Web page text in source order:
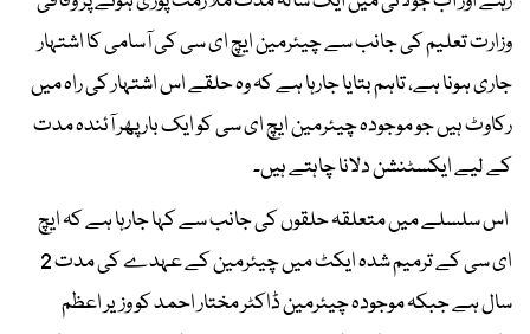
وزارت تعلیم کی جانب سے چیئرمین ایچ ای سی کی آسامی کا اشتہار
جاری ہونا ہے، تاہم بتایا جارہا ہے کہ وہ حلقے اس اشتہار کی راہ میں
رکاوٹ ہیں جو موجودہ چیئرمین ایچ ای سی کو ایک بار پھر آئندہ مدت
کے لیے ایکسٹنشن دلانا چاہتے ہیں۔
اس سلسلے میں متعلقہ حلقوں کی جانب سے کہا جارہا ہے کہ ایچ
ای سی کے ترمیم شدہ ایکٹ میں چیئرمین کے عہدے کی مدت 2
سال ہے جبکہ موجودہ چیئرمین ڈاکٹر مختار احمد کو وزیر اعظم